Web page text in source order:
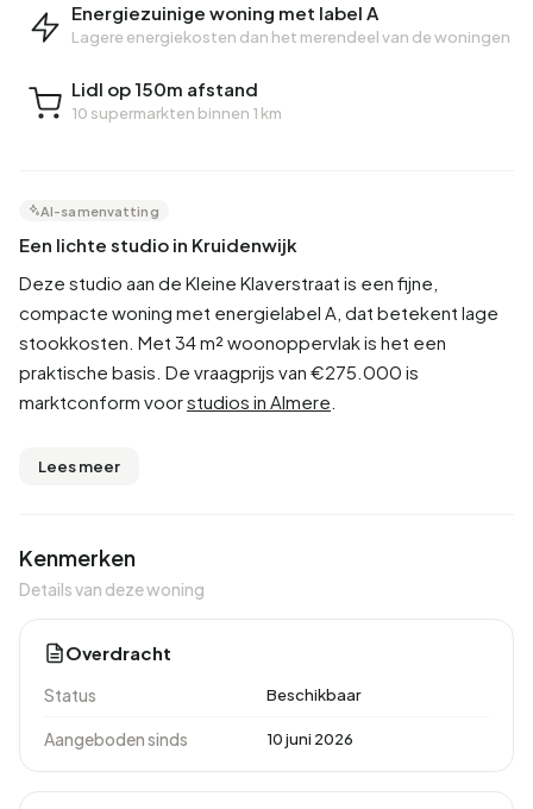
Energiezuinige woning met label A
Lagere energiekosten dan het merendeel van de woningen
Lidl op 150m afstand
10 supermarkten binnen 1 km
AI-samenvatting
Een lichte studio in Kruidenwijk
Deze studio aan de Kleine Klaverstraat is een fijne,
compacte woning met energielabel A, dat betekent lage
stookkosten. Met 34 m² woonoppervlak is het een
praktische basis. De vraagprijs van €275.000 is
marktconform voorstudios in Almere
Lees meer
Kenmerken
Details van deze woning
Overdracht
Status Beschikbaar
Aangeboden sinds 10 juni 2026